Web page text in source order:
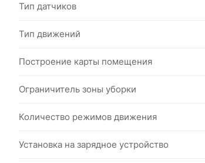
Тип датчиков
Тип движений
Построение карты помещения
Ограничитель зоны уборки
Количество режимов движения
Установка на зарядное устройство